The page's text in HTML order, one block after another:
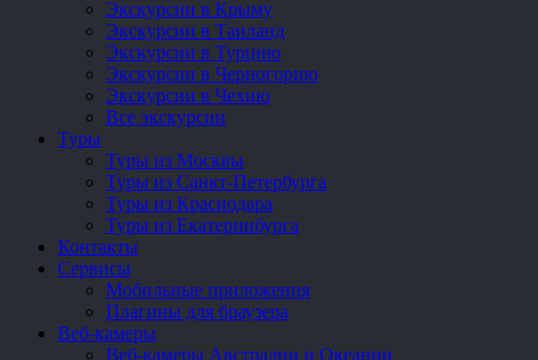
Экскурсии в Крыму
Экскурсии в Таиланд
Экскурсии в Турцию
Экскурсии в Черногорию
Экскурсии в Чехию
Все экскурсии
Туры
Туры из Москвы
Туры из Санкт-Петербурга
Туры из Краснодара
Туры из Екатеринбурга
Контакты
Сервисы
Мобильные приложения
Плагины для браузера
Веб-камеры
Веб-камеры Австралии и Океании